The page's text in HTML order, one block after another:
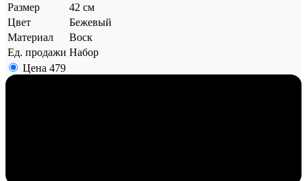
Размер
42 см
Цвет
Бежевый
Материал
Воск
Ед. продажи Набор
Цена 479